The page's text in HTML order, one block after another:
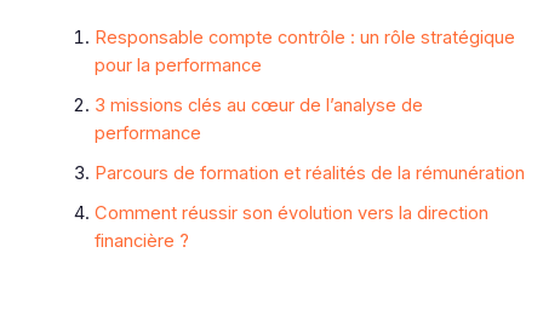
Responsable compte contrôle : un rôle stratégique
pour la performance
3 missions clés au cœur de l’analyse de
performance
Parcours de formation et réalités de la rémunération
Comment réussir son évolution vers la direction
financière ?